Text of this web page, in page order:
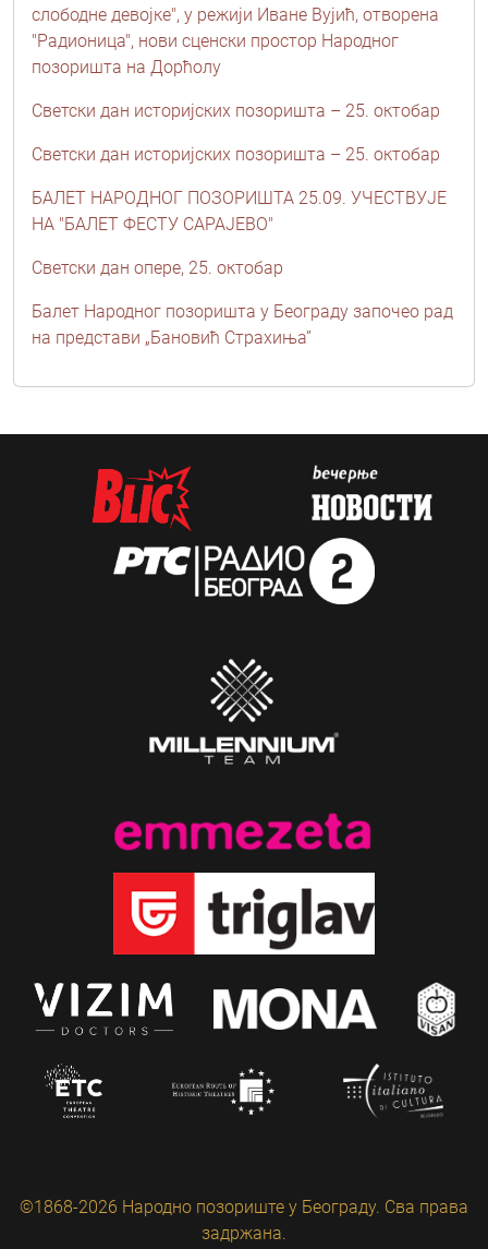
слободне девојке", у режији Иване Вујић, отворена
"Радионица", нови сценски простор Народног
позоришта на Дорћолу
Светски дан историјских позоришта – 25. октобар
Светски дан историјских позоришта – 25. октобар
БАЛЕТ НАРОДНОГ ПОЗОРИШТА 25.09. УЧЕСТВУЈЕ
НА "БАЛЕТ ФЕСТУ САРАЈЕВО"
Светски дан опере, 25. октобар
Балет Народног позоришта у Београду започео рад
на представи „Бановић Страхиња”
©1868-2026 Народно позориште у Београду. Сва права
задржана.